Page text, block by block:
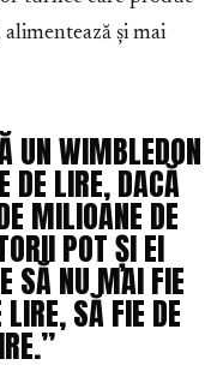
și mai
UN WIMBLEDON
DE LIRE, DACĂ
MILIOANE DE
POT ȘI EI
SĂ NU MAI FIE
SĂ FIE DE